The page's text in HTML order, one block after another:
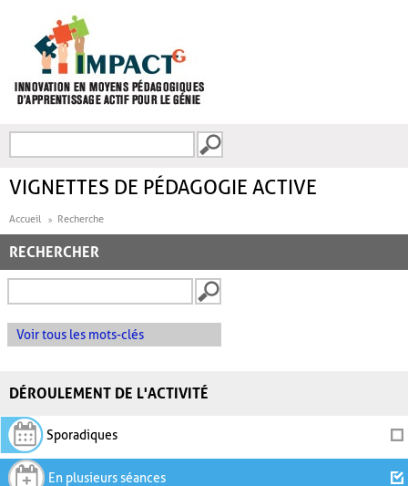
FORMULAIRE DE
VIGNETTES DE PÉDAGOGIE ACTIVE
Accueil Recherche
RECHERCHER
Voir tous les mots-clés
DÉROULEMENT DE L'ACTIVITÉ
Sporadiques
En plusieurs séances